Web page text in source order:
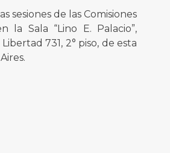
sesiones de las Comisiones
la Sala “Lino E. Palacio”,
731, 2° piso, de esta